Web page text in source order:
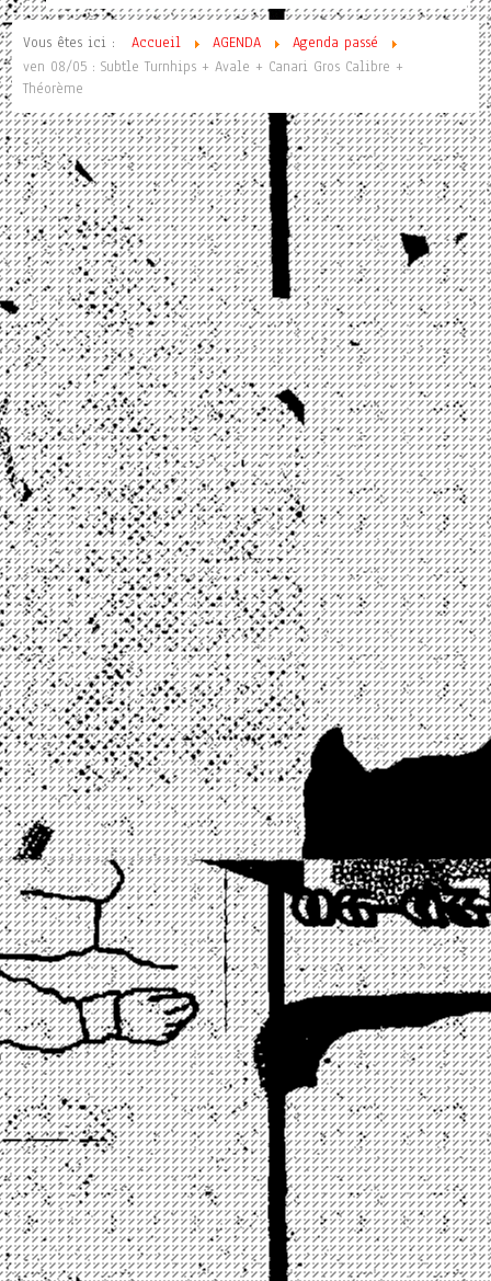
Vous êtes ici : Accueil AGENDA
Agenda passé
ven 08/05 : Subtle Turnhips + Avale + Canari Gros Calibre +
Théorème